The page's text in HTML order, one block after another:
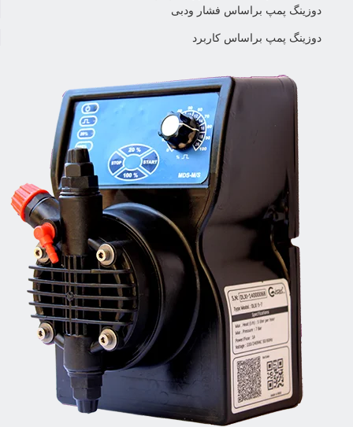
دوزینگ پمپ براساس فشار ودبی
دوزینگ پمپ براساس کاربرد